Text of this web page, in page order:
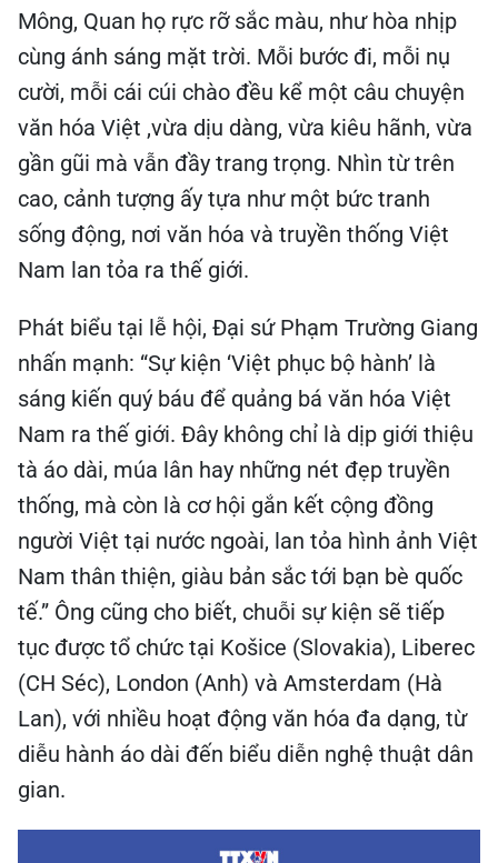
Mông, Quan họ rực rỡ sắc màu, như hòa nhịp
cùng ánh sáng mặt trời. Mỗi bước đi, mỗi nụ
cười, mỗi cái cúi chào đều kể một câu chuyện
văn hóa Việt ,vừa dịu dàng, vừa kiêu hãnh, vừa
gần gũi mà vẫn đầy trang trọng. Nhìn từ trên
cao, cảnh tượng ấy tựa như một bức tranh
sống động, nơi văn hóa và truyền thống Việt
Nam lan tỏa ra thế giới.
Phát biểu tại lễ hội, Đại sứ Phạm Trường Giang
nhấn mạnh: “Sự kiện ‘Việt phục bộ hành’ là
sáng kiến quý báu để quảng bá văn hóa Việt
Nam ra thế giới. Đây không chỉ là dịp giới thiệu
tà áo dài, múa lân hay những nét đẹp truyền
thống, mà còn là cơ hội gắn kết cộng đồng
người Việt tại nước ngoài, lan tỏa hình ảnh Việt
Nam thân thiện, giàu bản sắc tới bạn bè quốc
tế.” Ông cũng cho biết, chuỗi sự kiện sẽ tiếp
tục được tổ chức tại Košice (Slovakia), Liberec
(CH Séc), London (Anh) và Amsterdam (Hà
Lan), với nhiều hoạt động văn hóa đa dạng, từ
diễu hành áo dài đến biểu diễn nghệ thuật dân
gian.